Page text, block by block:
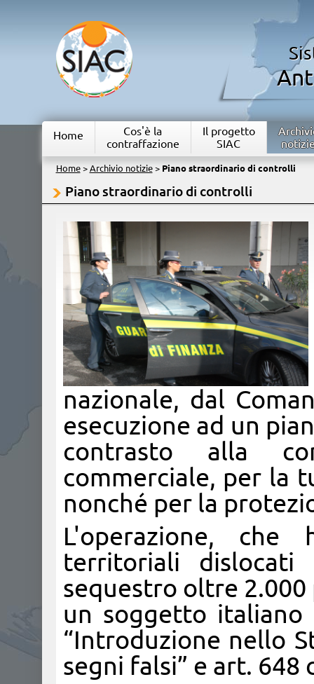
Home
Cos'è la
contraffazione
Il progetto
SIAC
Home> Archivio notizie> Piano straordinario di controlli
Piano straordinario di controlli
nazionale, dal
esecuzione ad un
contrasto alla
commerciale, per la
nonché per la
L'operazione,
territoriali
sequestro oltre 2.000
un soggetto
“Introduzione nello
segni falsi” e art. 648